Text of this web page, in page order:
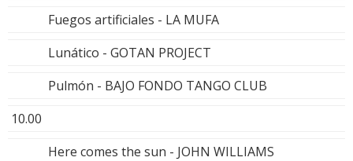
Fuegos artificiales - LA MUFA
Lunático - GOTAN PROJECT
Pulmón - BAJO FONDO TANGO CLUB
10.00
Here comes the sun - JOHN WILLIAMS